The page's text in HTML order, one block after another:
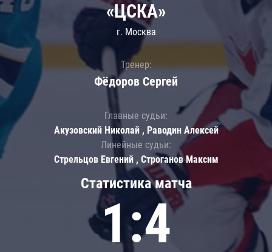
Статистика матча
1:4
«ЦСКА»
г. Москва
Тренер:
Фёдоров Сергей
Главные судьи:
Акузовский Николай , Раводин Алексей
Линейные судьи:
Стрельцов Евгений , Строганов Максим